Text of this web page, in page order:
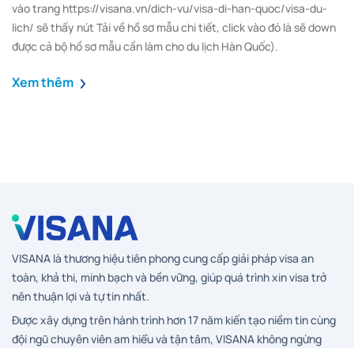
vào trang https://visana.vn/dich-vu/visa-di-han-quoc/visa-du-
lich/ sẽ thấy nút Tải về hồ sơ mẫu chi tiết, click vào đó là sẽ down
được cả bộ hồ sơ mẫu cần làm cho du lịch Hàn Quốc).
Xem thêm
VISANA là thương hiệu tiên phong cung cấp giải pháp visa an
toàn, khả thi, minh bạch và bền vững, giúp quá trình xin visa trở
nên thuận lợi và tự tin nhất.
Được xây dựng trên hành trình hơn 17 năm kiến tạo niềm tin cùng
đội ngũ chuyên viên am hiểu và tận tâm, VISANA không ngừng